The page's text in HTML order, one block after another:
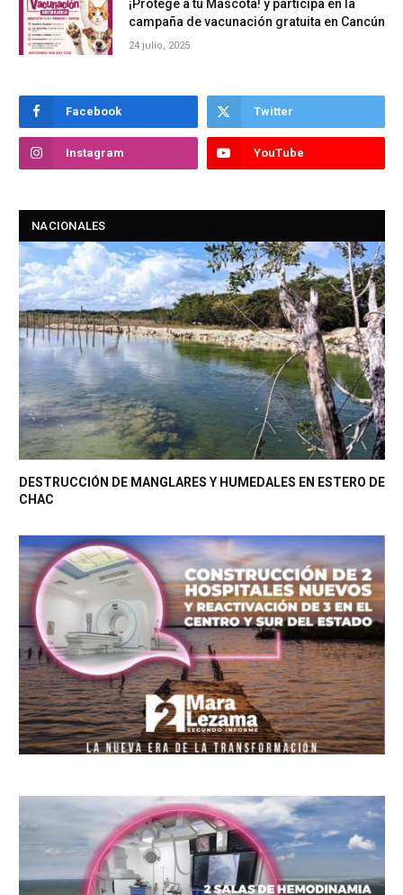
¡Protege a tu Mascota! y participa en la
campaña de vacunación gratuita en Cancún
24 julio, 2025
Facebook Twitter
Instagram YouTube
NACIONALES
DESTRUCCIÓN DE MANGLARES Y HUMEDALES EN ESTERO DE
CHAC